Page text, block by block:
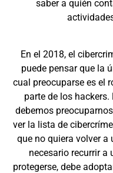
saber a quién
En el 2018, el
puede pensar que la
cual preocuparse es el
parte de los
debemos
ver la lista de
que no quiera volver a
necesario recurrir a
protegerse, debe